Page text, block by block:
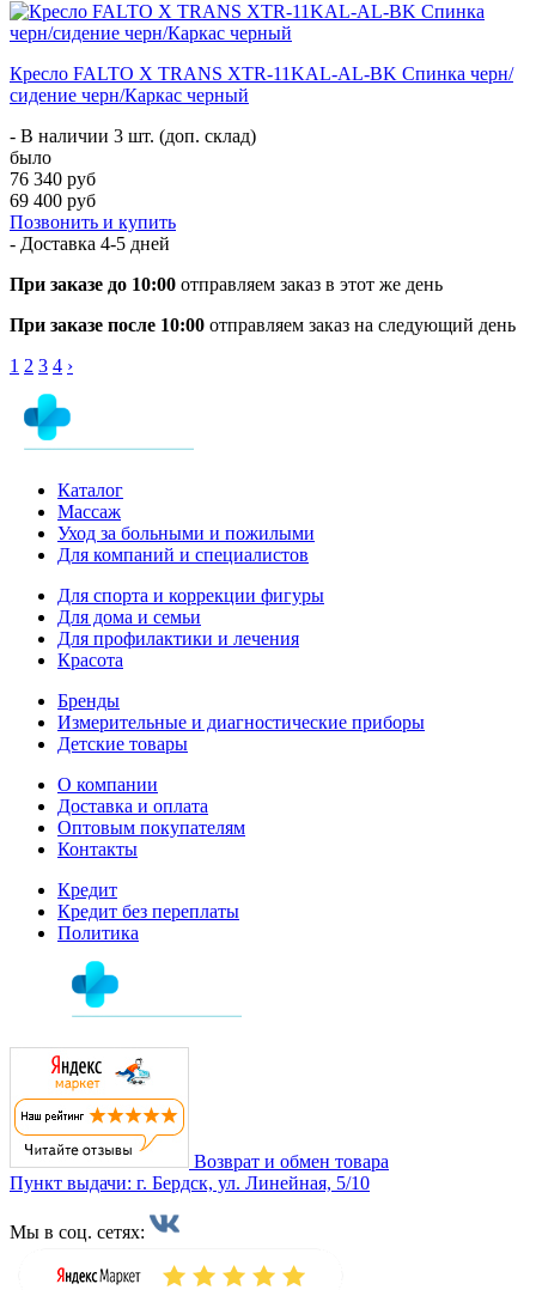
Кресло FALTO X TRANS XTR-11KAL-AL-BK Спинка черн/
сидение черн/Каркас черный
- В наличии 3 шт. (доп. склад)
было
76 340 руб
69 400 руб
Позвонить и купить
- Доставка 4-5 дней
При заказе до 10:00 отправляем заказ в этот же день
При заказе после 10:00 отправляем заказ на следующий день
1 2 3 4 ›
Каталог
Массаж
Уход за больными и пожилыми
Для компаний и специалистов
Для спорта и коррекции фигуры
Для дома и семьи
Для профилактики и лечения
Красота
Бренды
Измерительные и диагностические приборы
Детские товары
О компании
Доставка и оплата
Оптовым покупателям
Контакты
Кредит
Кредит без переплаты
Политика
Возврат и обмен товара
Пункт выдачи: г. Бердск, ул. Линейная, 5/10
Мы в соц. сетях: